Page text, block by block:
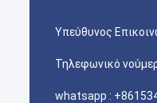
Υπεύθυνος
Τηλεφωνικό
whatsapp :